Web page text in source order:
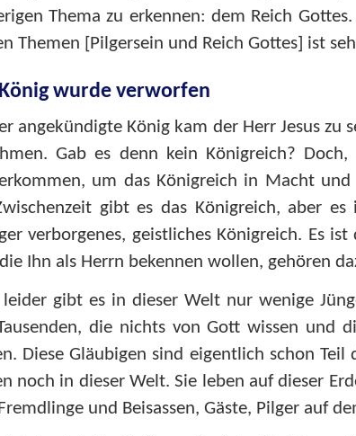
Thema zu erkennen: dem Reich
Themen [Pilgersein und Reich Gottes] ist
wurde verworfen
angekündigte König kam der Herr Jesus
Gab es denn kein Königreich?
um das Königreich in Macht
gibt es das Königreich, aber
verborgenes, geistliches Königreich. Es ist
Ihn als Herrn bekennen wollen, gehören
gibt es in dieser Welt nur wenige
die nichts von Gott wissen und
Diese Gläubigen sind eigentlich schon
noch in dieser Welt. Sie leben auf dieser
und Beisassen, Gäste, Pilger auf